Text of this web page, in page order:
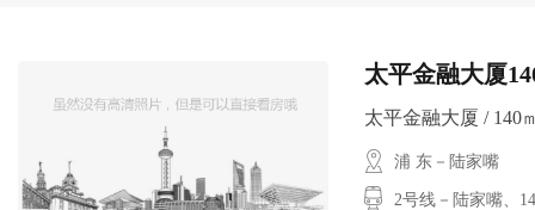
太平金融大厦140
太平金融大厦 / 140
浦 东－陆家嘴
2号线－陆家嘴